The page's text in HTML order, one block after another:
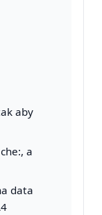
aby
a
data